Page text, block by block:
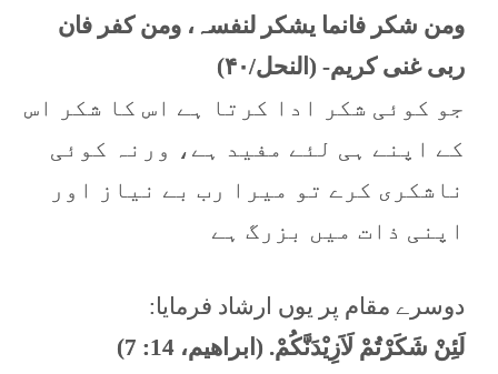
ومن شکر فانما یشکر لنفسہ، ومن کفر فان
ربی غنی کریم- (النحل/۴۰)
جو کوئی شکر ادا کرتا ہے اس کا شکر اس
کے اپنے ہی لئے مفید ہے، ورنہ کوئی
ناشکری کرے تو میرا رب بے نیاز اور
اپنی ذات میں بزرگ ہے
دوسرے مقام پر یوں ارشاد فرمایا:
لَئِنْ شَکَرْتُمْ لَاَزِيْدَنَّکُمْ. (ابراهيم، 14: 7)